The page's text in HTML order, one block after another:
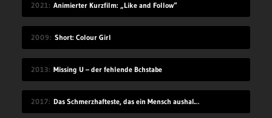
2021 Animierter Kurzfilm: „Like and Follow“
2009 Short: Colour Girl
2013 Missing U – der fehlende Bchstabe
2017 Das Schmerzhafteste, das ein Mensch aushalten kann